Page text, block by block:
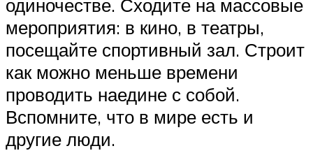
одиночестве. Сходите на массовые
мероприятия: в кино, в театры,
посещайте спортивный зал. Строит
как можно меньше времени
проводить наедине с собой.
Вспомните, что в мире есть и
другие люди.